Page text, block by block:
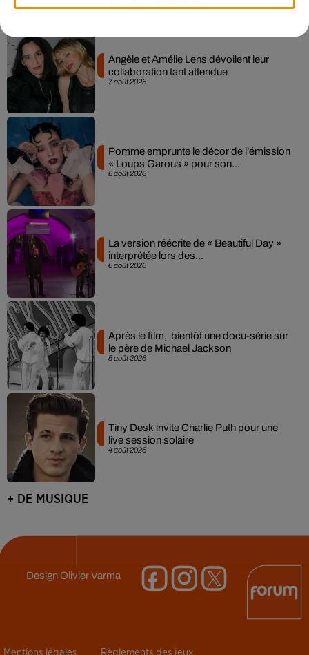
7 août 2026
Angèle et Amélie Lens dévoilent leur
collaboration tant attendue
6 août 2026
Pomme emprunte le décor de l’émission
« Loups Garous » pour son...
6 août 2026
La version réécrite de « Beautiful Day »
interprétée lors des...
5 août 2026
Après le film, bientôt une docu-série sur
le père de Michael Jackson
4 août 2026
Tiny Desk invite Charlie Puth pour une
live session solaire
+ DE MUSIQUE
DesignOlivier Varma
Mentions légales Règlements des jeux